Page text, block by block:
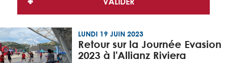
LUNDI 19 JUIN 2023
Retour sur la Journée Evasion
2023 à l'Allianz Riviera